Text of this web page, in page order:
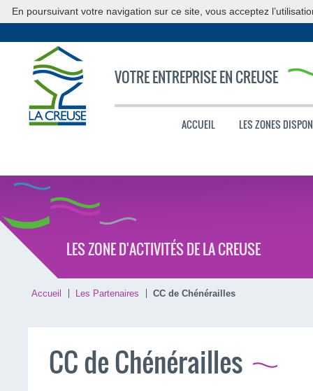
En poursuivant votre navigation sur ce site, vous acceptez
VOTRE ENTREPRISE EN CREUSE
ACCUEIL LES ZONES
LES ZONE D'ACTIVITÉS DE LA CREUSE
Accueil Les Partenaires CC de Chénérailles
CC de Chénérailles